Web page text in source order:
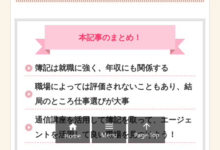
本記事のまとめ！
簿記は就職に強く、年収にも関係する
職場によっては評価されないこともあり、結
局のところ仕事選びが大事
通信講座を活用して簿記を取って、エージェ
ントを活用して良い職場を見つけよう！

Home

Menu

Page Top